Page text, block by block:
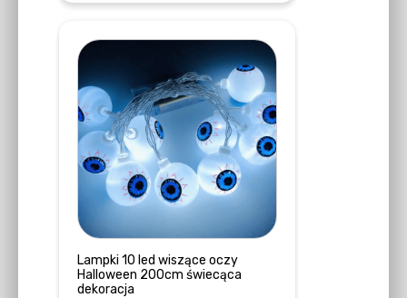
Lampki 10 led wiszące oczy
Halloween 200cm świecąca
dekoracja